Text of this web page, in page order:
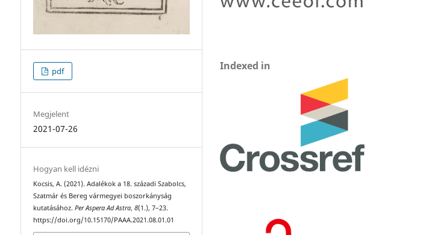
pdf
Megjelent
2021-07-26
Hogyan kell idézni
Kocsis, A. (2021). Adalékok a 18. századi Szabolcs,
Szatmár és Bereg vármegyei boszorkányság
kutatásához.Per Aspera Ad Astra,8(1.), 7–23.
https://doi.org/10.15170/PAAA.2021.08.01.01
Indexed in